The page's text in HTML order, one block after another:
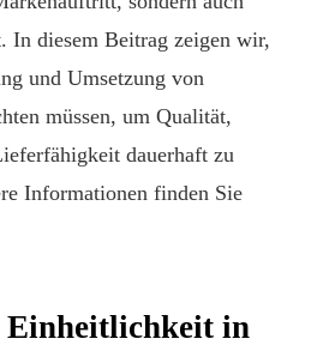
In diesem Beitrag zeigen wir,
und Umsetzung von
müssen, um Qualität,
dauerhaft zu
Informationen finden Sie
in